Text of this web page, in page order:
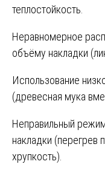
теплостойкость.
Неравномерное
объёму накладки
Использование
(древесная мука
Неправильный
накладки (перегрев
хрупкость).